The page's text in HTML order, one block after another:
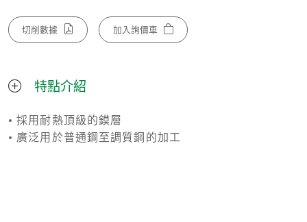
切削數據 加入詢價車
特點介紹
• 採用耐熱頂級的鏌層
• 廣泛用於普通鋼至調質鋼的加工